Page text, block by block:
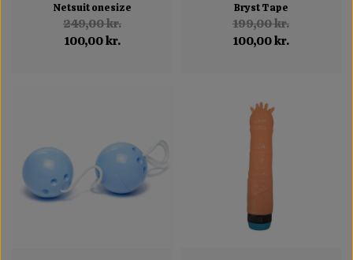
Netsuit onesize
249,00 kr.
100,00 kr.
Bryst Tape
199,00 kr.
100,00 kr.